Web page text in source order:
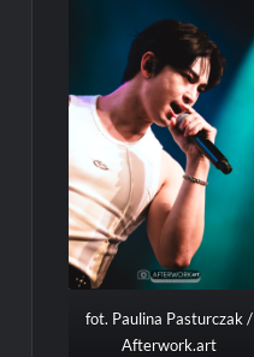
fot. Paulina Pasturczak /
Afterwork.art